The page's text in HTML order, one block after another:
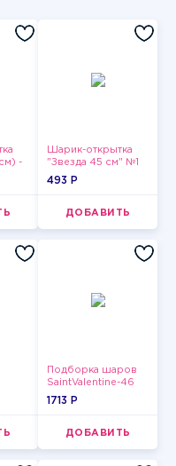
-
Шарик-открытка
"Звезда 45 см" №1
493 P
ДОБАВИТЬ
Подборка шаров
SaintValentine-46
1713 P
ДОБАВИТЬ